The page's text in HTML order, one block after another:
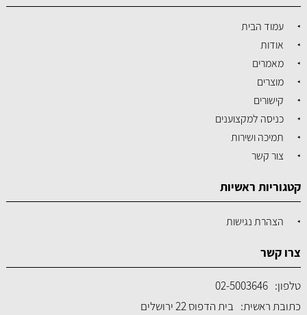
עמוד הבית
אודות
מאמרים
מוצרים
קישורים
כניסה למקצוענים
תמיכה ושירות
צור קשר
קטגוריות ראשיות
הצהרת נגישות
צרו קשר
טלפון: 02-5003646
כתובת ראשית: בית הדפוס 22 ירושלים